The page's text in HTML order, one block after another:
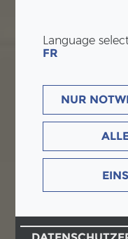
Language
FR
NUR